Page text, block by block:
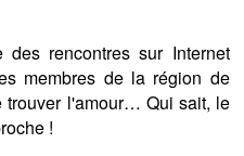
des rencontres sur Internet
membres de la région de
trouver l'amour… Qui sait, le
!